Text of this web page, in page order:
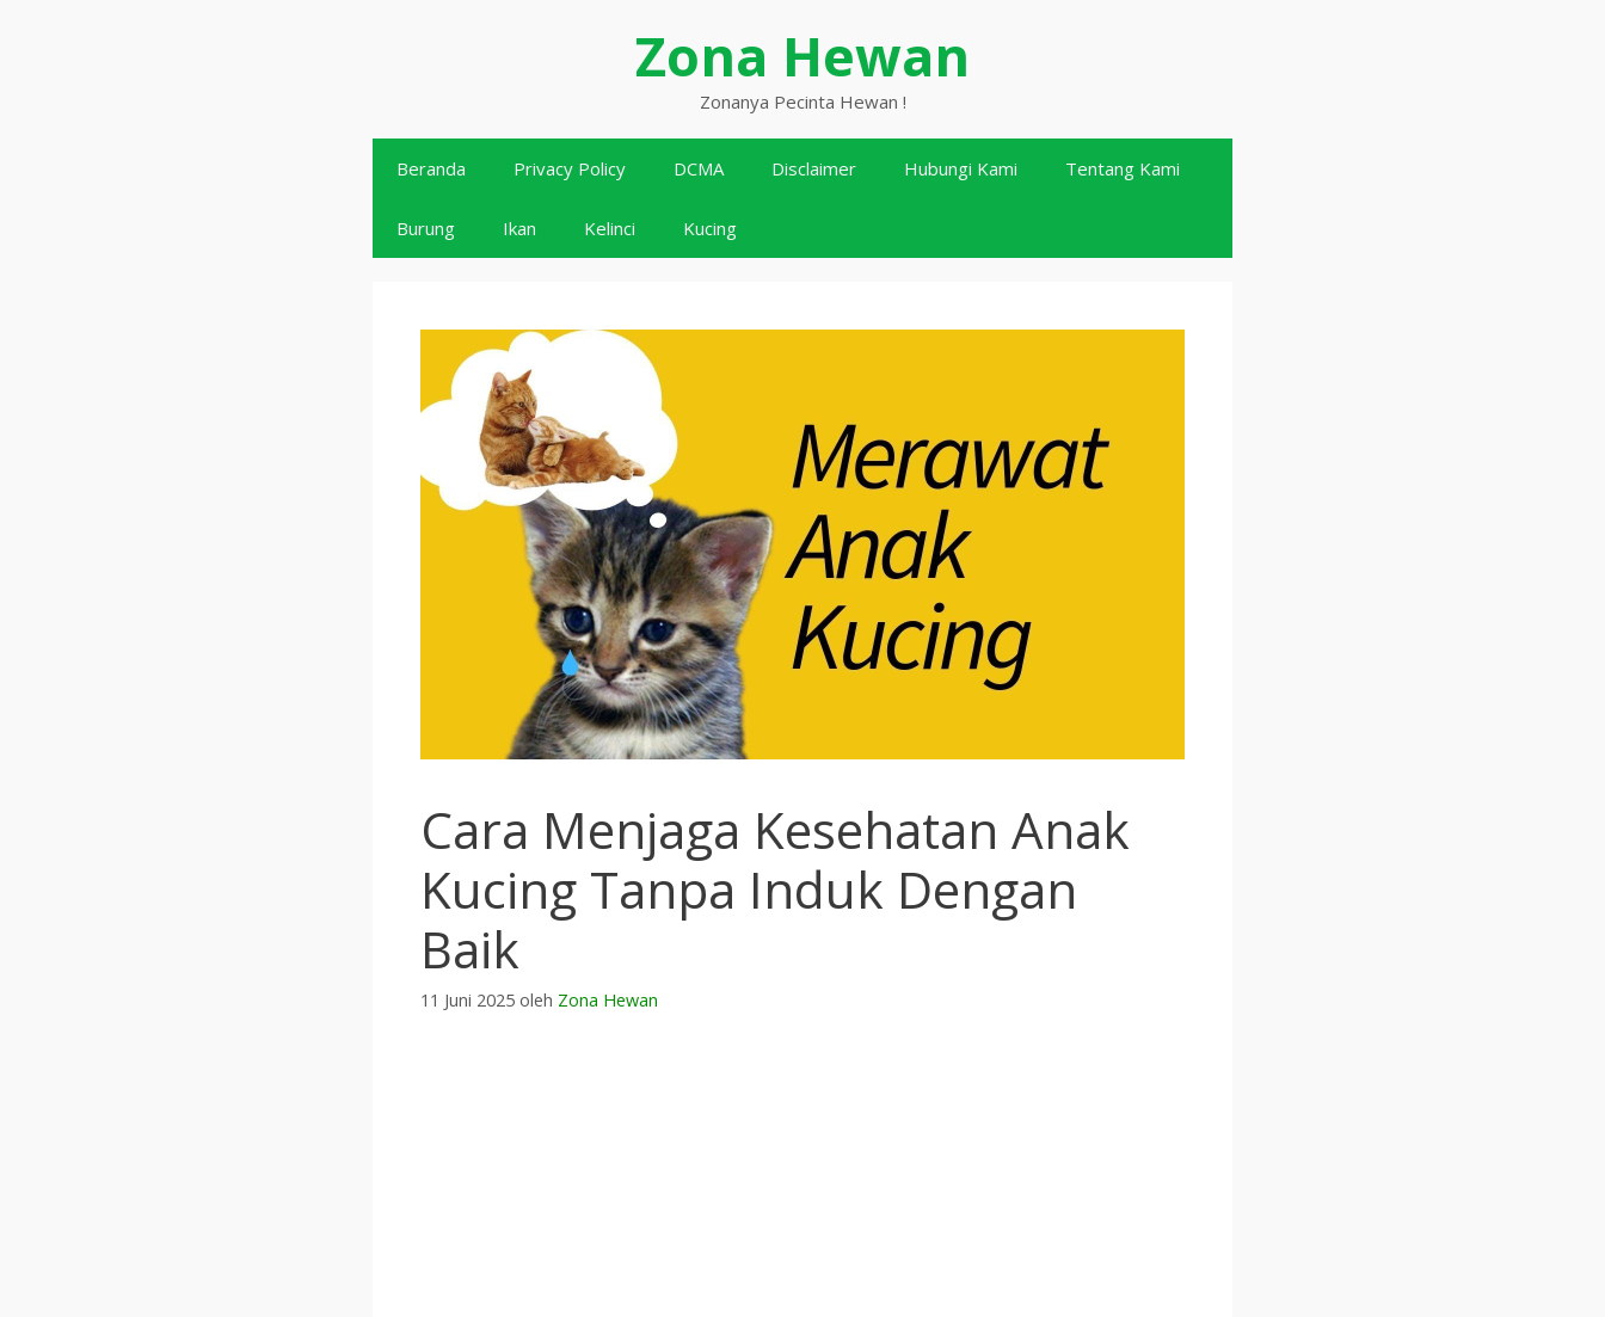
Zona Hewan
Zonanya Pecinta Hewan !
Beranda Privacy Policy DCMA Disclaimer Hubungi Kami Tentang Kami
Burung Ikan Kelinci Kucing
Cara Menjaga Kesehatan Anak
Kucing Tanpa Induk Dengan
Baik
11 Juni 2025 oleh Zona Hewan